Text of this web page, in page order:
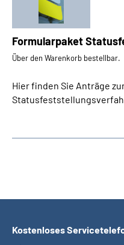
Formularpaket
Über den Warenkorb bestellbar.
Hier finden Sie Anträge
Kostenloses